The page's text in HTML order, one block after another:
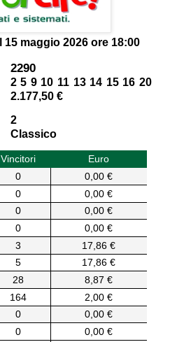
15 maggio 2026 ore 18:00
2290
2 5 9 10 11 13 14 15 16 20
2.177,50 €
2
Classico
Vincitori
Euro
0
0,00 €
0
0,00 €
0
0,00 €
0
0,00 €
3
17,86 €
5
17,86 €
28
8,87 €
164
2,00 €
0
0,00 €
0
0,00 €